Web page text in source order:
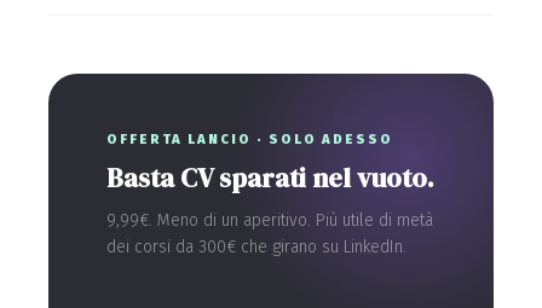
OFFERTA LANCIO · SOLO ADESSO
Basta CV sparati nel vuoto.
9,99€. Meno di un aperitivo. Più utile di metà
dei corsi da 300€ che girano su LinkedIn.